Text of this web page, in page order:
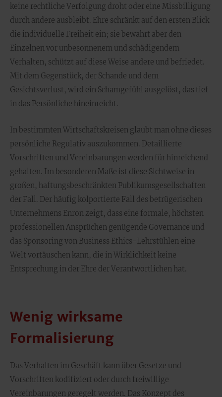
keine rechtliche Verfolgung droht oder eine Missbilligung
durch andere ausbleibt. Ehre schränkt auf den ersten Blick
die individuelle Freiheit ein; sie bewahrt aber den
Einzelnen vor unbesonnenem und schädigendem
Verhalten, schützt auf diese Weise andere und befriedet.
Mit dem Gegenstück, der Schande und dem
Gesichtsverlust, wird ein Schamgefühl ausgelöst, das tief
in das Persönliche hineinreicht.
In bestimmten Wirtschaftskreisen glaubt man ohne dieses
persönliche Regulativ auszukommen. Detaillierte
Vorschriften und Vereinbarungen werden für hinreichend
gehalten. Im besonderen Maße ist diese Sichtweise in
großen, haftungsbeschränkten Publikumsgesellschaften
der Fall. Der häufig kolportierte Fall des betrügerischen
Unternehmens Enron zeigt, dass eine formale, höchsten
professionellen Ansprüchen genügende Governance und
das Sponsoring von Business Ethics-Lehrstühlen eine
Welt vortäuschen kann, die in Wirklichkeit keine
Entsprechung in der Ehre der Verantwortlichen hat.
Wenig wirksame
Formalisierung
Das Verhalten im Geschäft kann über Gesetze und
Vorschriften kodifiziert oder durch freiwillige
Vereinbarungen geregelt werden. Das Konzept des